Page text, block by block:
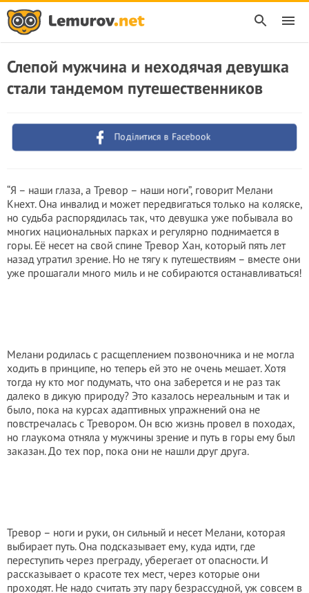
Слепой мужчина и неходячая девушка
стали тандемом путешественников
Поділитися в Facebook
“Я – наши глаза, а Тревор – наши ноги”, говорит Мелани
Кнехт. Она инвалид и может передвигаться только на коляске,
но судьба распорядилась так, что девушка уже побывала во
многих национальных парках и регулярно поднимается в
горы. Её несет на свой спине Тревор Хан, который пять лет
назад утратил зрение. Но не тягу к путешествиям – вместе они
уже прошагали много миль и не собираются останавливаться!
Мелани родилась с расщеплением позвоночника и не могла
ходить в принципе, но теперь ей это не очень мешает. Хотя
тогда ну кто мог подумать, что она заберется и не раз так
далеко в дикую природу? Это казалось нереальным и так и
было, пока на курсах адаптивных упражнений она не
повстречалась с Тревором. Он всю жизнь провел в походах,
но глаукома отняла у мужчины зрение и путь в горы ему был
заказан. До тех пор, пока они не нашли друг друга.
Тревор – ноги и руки, он сильный и несет Мелани, которая
выбирает путь. Она подсказывает ему, куда идти, где
переступить через преграду, уберегает от опасности. И
рассказывает о красоте тех мест, через которые они
проходят. Не надо считать эту пару безрассудной, уж совсем в